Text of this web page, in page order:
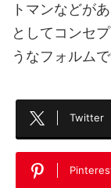
トマンなどが
としてコンセ
うなフォルムで
Twitter